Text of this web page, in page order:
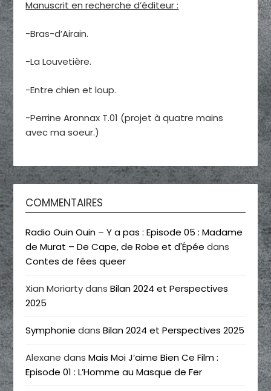
Manuscrit en recherche d’éditeur :
-Bras-d’Airain.
-La Louvetière.
-Entre chien et loup.
-Perrine Aronnax T.01 (projet à quatre mains
avec ma soeur.)
COMMENTAIRES
Radio Ouin Ouin – Y a pas : Episode 05 : Madame
de Murat – De Cape, de Robe et d'Épée dans
Contes de fées queer
Xian MoriartydansBilan 2024 et Perspectives
2025
Symphonie dansBilan 2024 et Perspectives 2025
Alexane dansMais Moi J’aime Bien Ce Film :
Episode 01 : L’Homme au Masque de Fer